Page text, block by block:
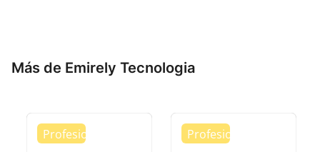
Más de Emirely Tecnologia